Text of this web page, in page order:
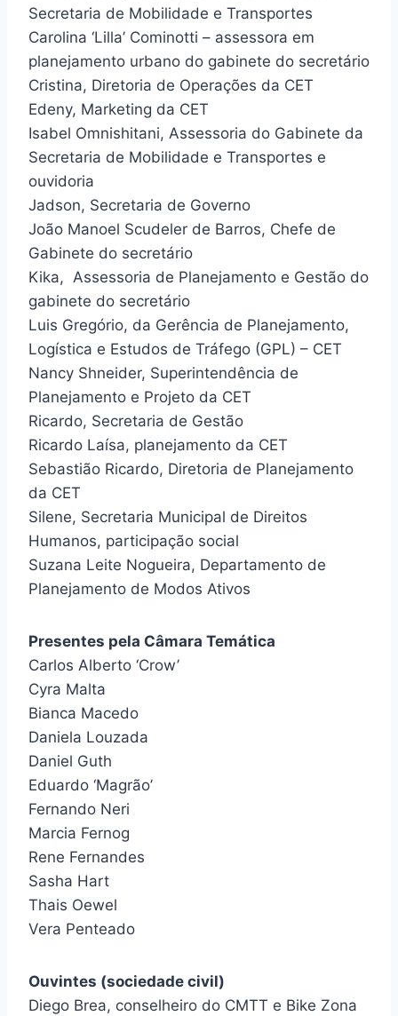
Secretaria de Mobilidade e Transportes
Carolina ‘Lilla’ Cominotti – assessora em
planejamento urbano do gabinete do secretário
Cristina, Diretoria de Operações da CET
Edeny, Marketing da CET
Isabel Omnishitani, Assessoria do Gabinete da
Secretaria de Mobilidade e Transportes e
ouvidoria
Jadson, Secretaria de Governo
João Manoel Scudeler de Barros, Chefe de
Gabinete do secretário
Kika, Assessoria de Planejamento e Gestão do
gabinete do secretário
Luis Gregório, da Gerência de Planejamento,
Logística e Estudos de Tráfego (GPL) – CET
Nancy Shneider, Superintendência de
Planejamento e Projeto da CET
Ricardo, Secretaria de Gestão
Ricardo Laísa, planejamento da CET
Sebastião Ricardo, Diretoria de Planejamento
da CET
Silene, Secretaria Municipal de Direitos
Humanos, participação social
Suzana Leite Nogueira, Departamento de
Planejamento de Modos Ativos
Presentes pela Câmara Temática
Carlos Alberto ‘Crow’
Cyra Malta
Bianca Macedo
Daniela Louzada
Daniel Guth
Eduardo ‘Magrão’
Fernando Neri
Marcia Fernog
Rene Fernandes
Sasha Hart
Thais Oewel
Vera Penteado
Ouvintes (sociedade civil)
Diego Brea, conselheiro do CMTT e Bike Zona